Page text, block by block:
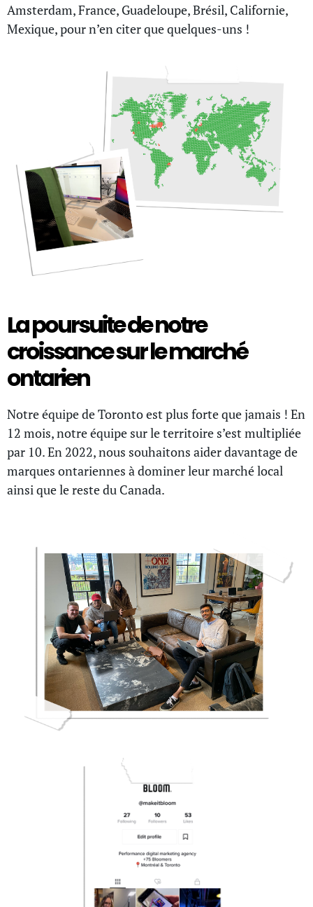
Amsterdam, France, Guadeloupe, Brésil, Californie,
Mexique, pour n’en citer que quelques-uns !
La poursuite de notre
croissance sur le marché
ontarien
Notre équipe de Toronto est plus forte que jamais ! En
12 mois, notre équipe sur le territoire s’est multipliée
par 10. En 2022, nous souhaitons aider davantage de
marques ontariennes à dominer leur marché local
ainsi que le reste du Canada.